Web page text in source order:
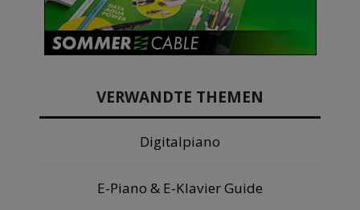
VERWANDTE THEMEN
Digitalpiano
E-Piano & E-Klavier Guide